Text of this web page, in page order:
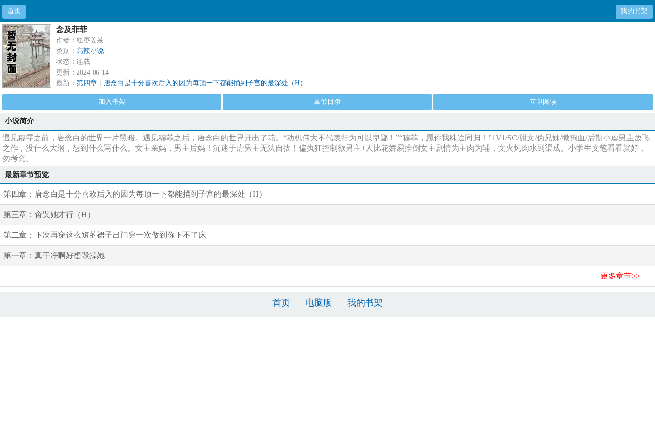
首页 我的书架
念及菲菲
作者：红枣姜茶
类别： 高辣小说
状态：连载
更新：2024-06-14
最新： 第四章：唐念白是十分喜欢后入的因为每顶一下都能捅到子宫的最深处（H）
加入书架 章节目录 立即阅读
小说简介
遇见穆霏之前，唐念白的世界一片黑暗。遇见穆菲之后，唐念白的世界开出了花。“动机伟大不代表行为可以卑鄙！”“穆菲，愿你我殊途同归！”1V1/SC/甜文/伪兄妹/微狗血/后期小虐男主放飞
之作，没什么大纲，想到什么写什么。女主亲妈，男主后妈！沉迷于虐男主无法自拔！偏执狂控制欲男主+人比花娇易推倒女主剧情为主肉为辅，文火炖肉水到渠成。小学生文笔看看就好，
勿考究。
最新章节预览
第四章：唐念白是十分喜欢后入的因为每顶一下都能捅到子宫的最深处（H）
第三章：肏哭她才行（H）
第二章：下次再穿这么短的裙子出门穿一次做到你下不了床
第一章：真干净啊好想毁掉她
更多章节>>
首页 电脑版 我的书架